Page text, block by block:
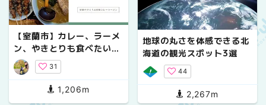
【室蘭市】カレー、ラーメ
ン、やきとりも食べたいあ
なたへ。浜勝で室蘭グルメ
2大巨頭を味わう !
31
1,206m
地球の丸さを体感できる北
海道の観光スポット3選
44
2,267m